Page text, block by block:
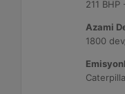
211 BHP
Azami
1800